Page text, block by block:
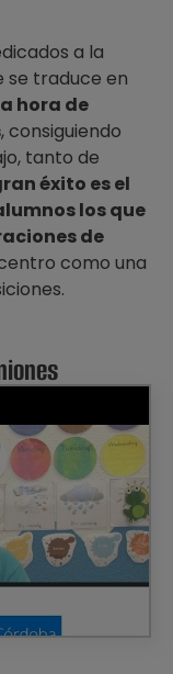
a la
se traduce en
hora de
, consiguiendo
tanto de
éxito es el
los que
de
como una